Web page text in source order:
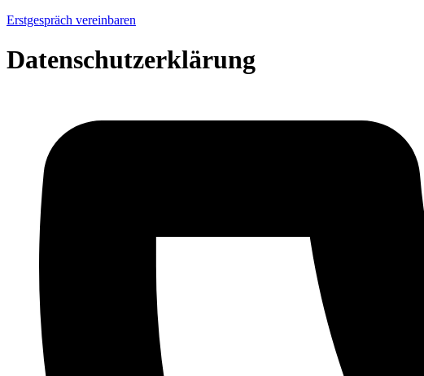
Erstgespräch vereinbaren
Datenschutzerklärung